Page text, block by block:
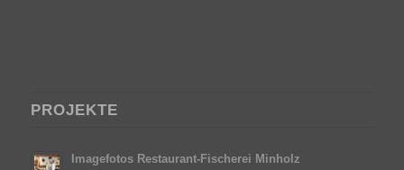
PROJEKTE
Imagefotos Restaurant-Fischerei Minholz